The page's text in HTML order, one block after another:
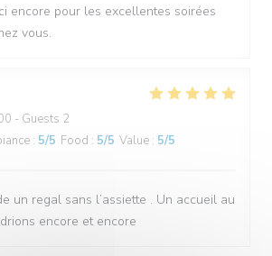
encore pour les excellentes soirées
vous.
- Guests 2
: 5/5 Food : 5/5 Value : 5/5
un regal sans l’assiette . Un accueil au
encore et encore